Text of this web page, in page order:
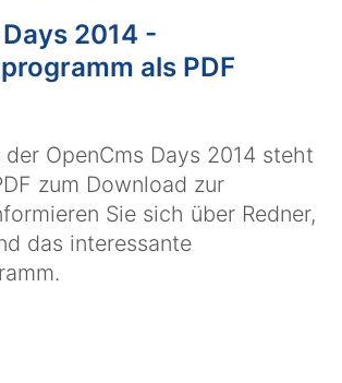
2014 -
als PDF
der OpenCms Days 2014 steht
zum Download zur
Sie sich über Redner,
das interessante